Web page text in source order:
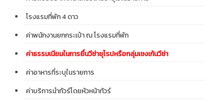
โรงแรมที่พัก 4 ดาว
ค่าพนักงานยกกระเป๋า ณ โรงแรมที่พัก
ค่าธรรมเนียมในการยื่นวีซ่ายุโรปหรือกลุ่มเชงเก้นวีซ่า
ค่าอาหารที่ระบุในรายการ
ค่าบริการนำทัวร์โดยหัวหน้าทัวร์